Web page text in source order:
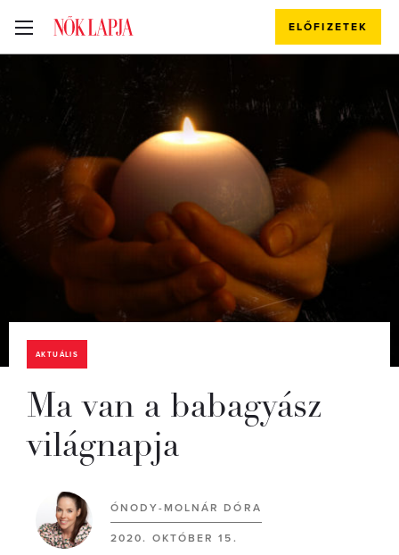
ELŐFIZETEK
AKTUÁLIS
Ma van a babagyász
világnapja
ÓNODY-MOLNÁR DÓRA
2020. OKTÓBER 15.